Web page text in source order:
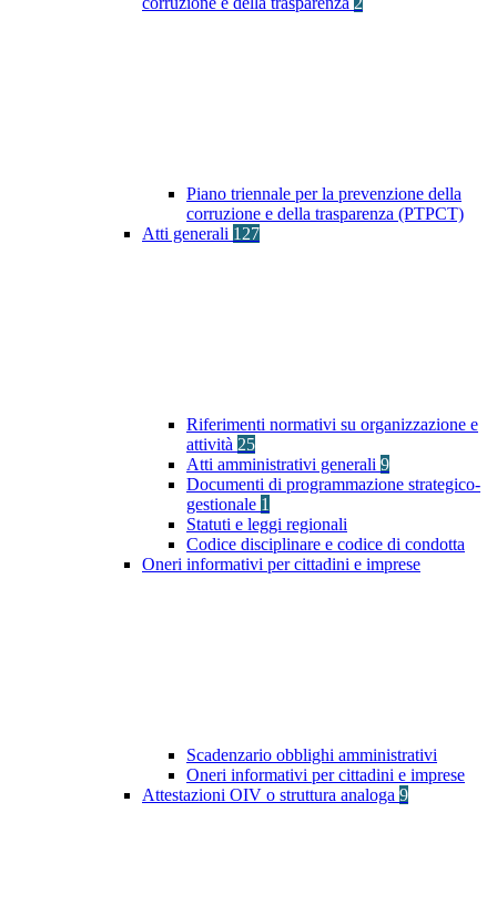
Piano triennale per la prevenzione della
corruzione e della trasparenza (PTPCT)
Atti generali 127
Riferimenti normativi su organizzazione e
attività 25
Atti amministrativi generali 9
Documenti di programmazione strategico-
gestionale 1
Statuti e leggi regionali
Codice disciplinare e codice di condotta
Oneri informativi per cittadini e imprese
Scadenzario obblighi amministrativi
Oneri informativi per cittadini e imprese
Attestazioni OIV o struttura analoga 9